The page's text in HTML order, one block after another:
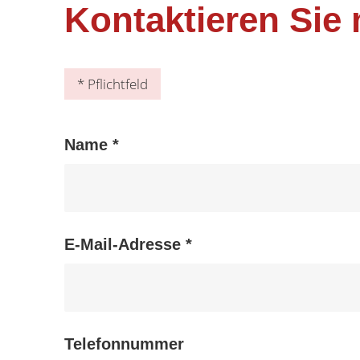
Kontaktieren Sie
* Pflichtfeld
Name *
E-Mail-Adresse *
Telefonnummer